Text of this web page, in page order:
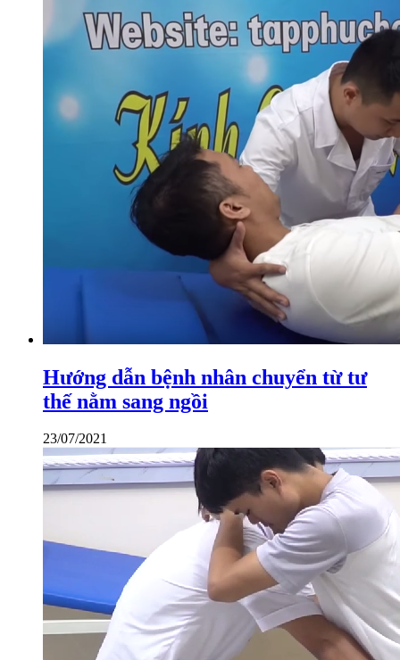
Hướng dẫn bệnh nhân chuyển từ tư
thế nằm sang ngồi
23/07/2021